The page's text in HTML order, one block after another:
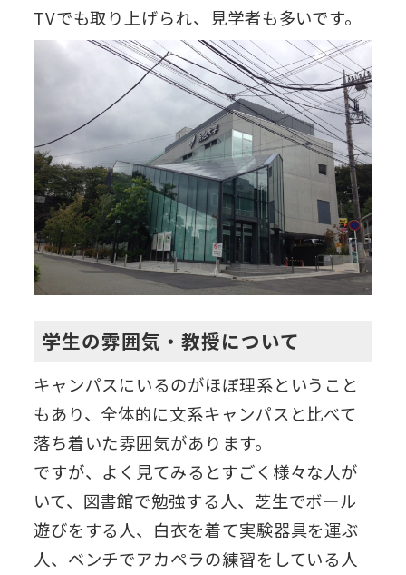
TVでも取り上げられ、見学者も多いです。
学生の雰囲気・教授について
キャンパスにいるのがほぼ理系ということ
もあり、全体的に文系キャンパスと比べて
落ち着いた雰囲気があります。
ですが、よく見てみるとすごく様々な人が
いて、図書館で勉強する人、芝生でボール
遊びをする人、白衣を着て実験器具を運ぶ
人、ベンチでアカペラの練習をしている人